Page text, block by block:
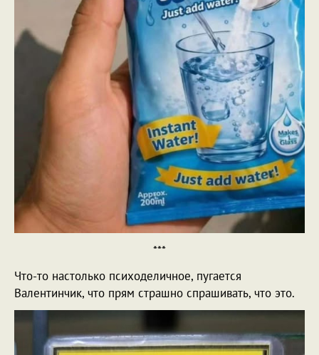
***
Что-то настолько психоделичное, пугается
Валентинчик, что прям страшно спрашивать, что это.